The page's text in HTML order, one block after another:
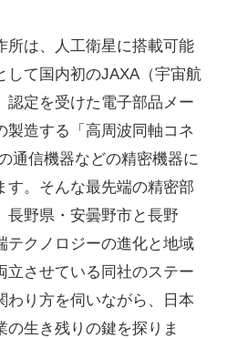
所は、人工衛星に搭載可能
して国内初のJAXA（宇宙航
認定を受けた電子部品メー
製造する「高周波同軸コネ
通信機器などの精密機器に
す。そんな最先端の精密部
長野県・安曇野市と長野
テクノロジーの進化と地域
立させている同社のステー
わり方を伺いながら、日本
の生き残りの鍵を探りま